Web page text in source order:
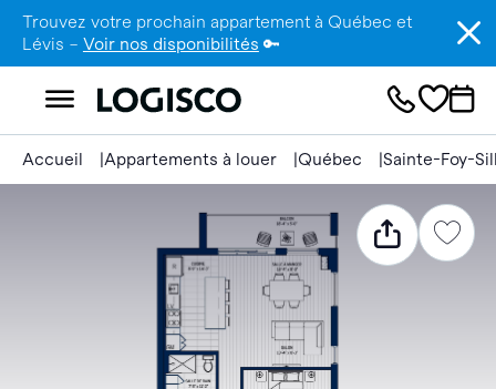
Trouvez votre prochain appartement à Québec et
Lévis – Voir nos disponibilités 🔑
Accueil Appartements à louer Québec Sainte-Foy-